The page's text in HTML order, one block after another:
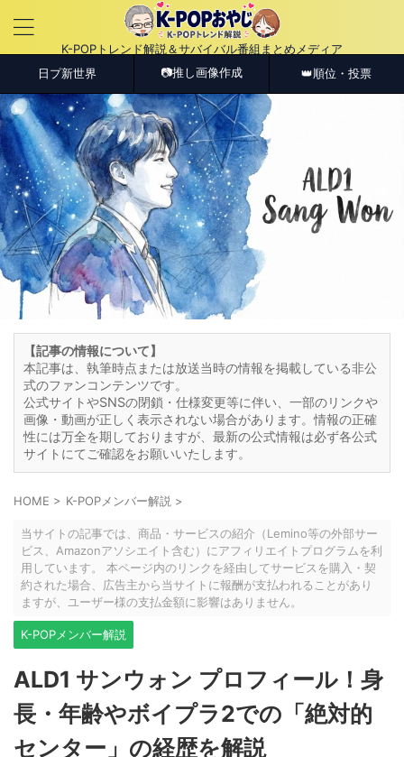
K-POPトレンド解説＆サバイバル番組まとめメディア
日プ新世界 📷推し画像作成 👑順位・投票
【記事の情報について】
本記事は、執筆時点または放送当時の情報を掲載している非公
式のファンコンテンツです。
公式サイトやSNSの閉鎖・仕様変更等に伴い、一部のリンクや
画像・動画が正しく表示されない場合があります。情報の正確
性には万全を期しておりますが、最新の公式情報は必ず各公式
サイトにてご確認をお願いいたします。
HOME > K-POPメンバー解説 >
当サイトの記事では、商品・サービスの紹介（Lemino等の外部サー
ビス、Amazonアソシエイト含む）にアフィリエイトプログラムを利
用しています。 本ページ内のリンクを経由してサービスを購入・契
約された場合、広告主から当サイトに報酬が支払われることがあり
ますが、ユーザー様の支払金額に影響はありません。
K-POPメンバー解説
ALD1 サンウォン プロフィール！身
長・年齢やボイプラ2での「絶対的
センター」の経歴を解説